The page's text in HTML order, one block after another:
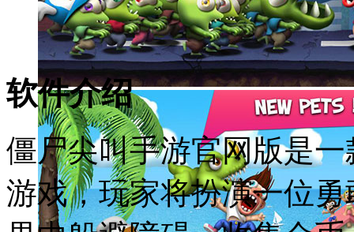
软件介绍
僵尸尖叫手游官网版是
游戏，玩家将扮演一位